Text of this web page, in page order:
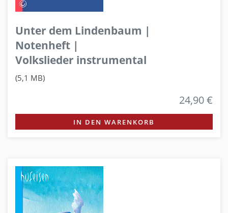
Unter dem Lindenbaum |
Notenheft |
Volkslieder instrumental
(5,1 MB)
24,90 €
IN DEN WARENKORB